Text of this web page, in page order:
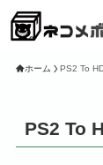
ホーム PS2 To
PS2 To